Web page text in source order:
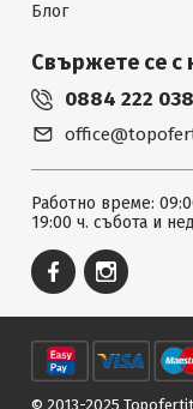
Блог
Свържете се с
0884 222 038
Работно време:
19:00 ч. събота и
© 2013-2025